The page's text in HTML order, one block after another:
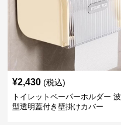
¥2,430 (税込)
トイレットペーパーホルダー 波
型透明蓋付き壁掛けカバー